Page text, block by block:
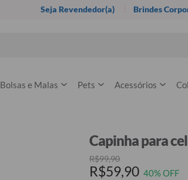
Seja Revendedor(a) Brindes
Bolsas e Malas Pets Acessórios
Capinha para
R$99,90
R$59,90 40% OFF